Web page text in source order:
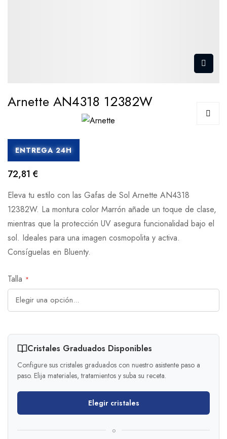
Arnette AN4318 12382W
ENTREGA 24H
72,81 €
Eleva tu estilo con las Gafas de Sol Arnette AN4318
12382W. La montura color Marrón añade un toque de clase,
mientras que la protección UV asegura funcionalidad bajo el
sol. Ideales para una imagen cosmopolita y activa.
Consíguelas en Bluenty.
Talla
Cristales Graduados Disponibles
Configure sus cristales graduados con nuestro asistente paso a
paso. Elija materiales, tratamientos y suba su receta.
Elegir cristales
o